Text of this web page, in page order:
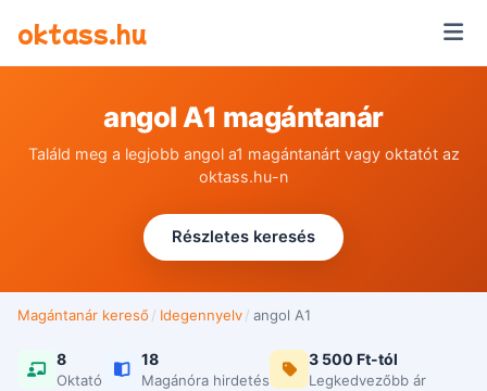
oktass.hu
angol A1 magántanár
Találd meg a legjobb angol a1 magántanárt vagy oktatót az
oktass.hu-n
Részletes keresés
Magántanár kereső / Idegennyelv / angol A1
8
Oktató
18
Magánóra hirdetés
3 500 Ft-tól
Legkedvezőbb ár